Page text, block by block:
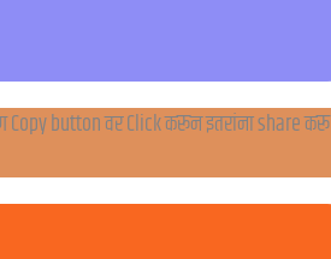
button वर Click करून इतरांना share करू